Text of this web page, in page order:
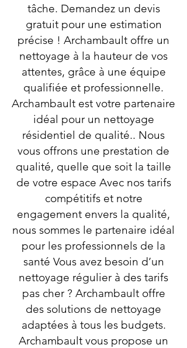
tâche. Demandez un devis
gratuit pour une estimation
précise ! Archambault offre un
nettoyage à la hauteur de vos
attentes, grâce à une équipe
qualifiée et professionnelle.
Archambault est votre partenaire
idéal pour un nettoyage
résidentiel de qualité.. Nous
vous offrons une prestation de
qualité, quelle que soit la taille
de votre espace Avec nos tarifs
compétitifs et notre
engagement envers la qualité,
nous sommes le partenaire idéal
pour les professionnels de la
santé Vous avez besoin d’un
nettoyage régulier à des tarifs
pas cher ? Archambault offre
des solutions de nettoyage
adaptées à tous les budgets.
Archambault vous propose un